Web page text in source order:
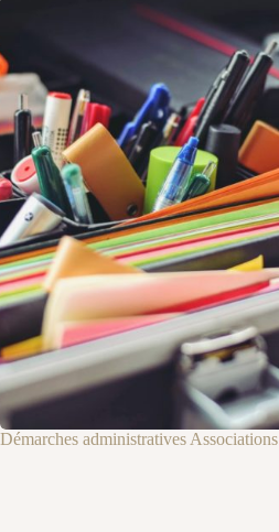
Démarches administratives Associations